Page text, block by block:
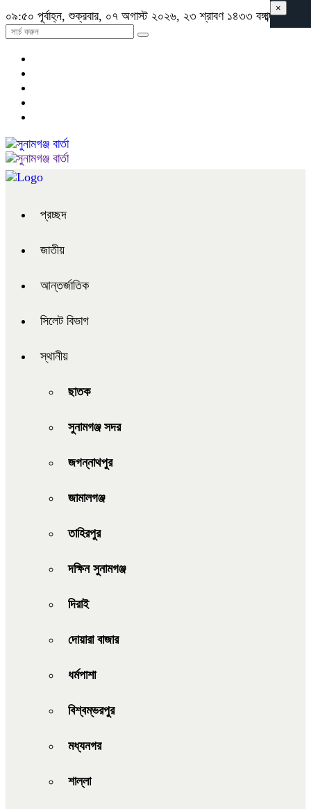
০৯:৫০ পূর্বাহ্ন, শুক্রবার, ০৭ অগাস্ট ২০২৬, ২৩ শ্রাবণ ১৪৩৩ বঙ্গাব্দ
প্রচ্ছদ
জাতীয়
আন্তর্জাতিক
সিলেট বিভাগ
স্থানীয়
ছাতক
সুনামগঞ্জ সদর
জগন্নাথপুর
জামালগঞ্জ
তাহিরপুর
দক্ষিন সুনামগঞ্জ
দিরাই
দোয়ারা বাজার
ধর্মপাশা
বিশ্বম্ভরপুর
মধ্যনগর
শাল্লা
×